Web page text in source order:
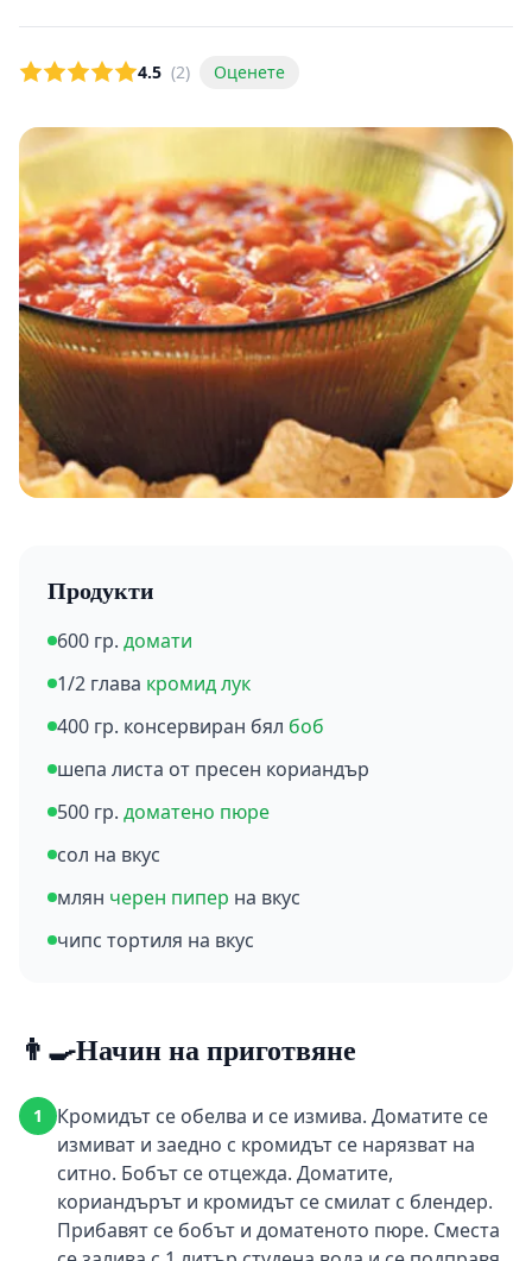
4.5 (2) Оценете
Продукти
600 гр. домати
1/2 глава кромид лук
400 гр. консервиран бял боб
шепа листа от пресен кориандър
500 гр. доматено пюре
сол на вкус
млян черен пипер на вкус
чипс тортиля на вкус
👨‍🍳Начин на приготвяне
1
Кромидът се обелва и се измива. Доматите се
измиват и заедно с кромидът се нарязват на
ситно. Бобът се отцежда. Доматите,
кориандърът и кромидът се смилат с блендер.
Прибавят се бобът и доматеното пюре. Сместа